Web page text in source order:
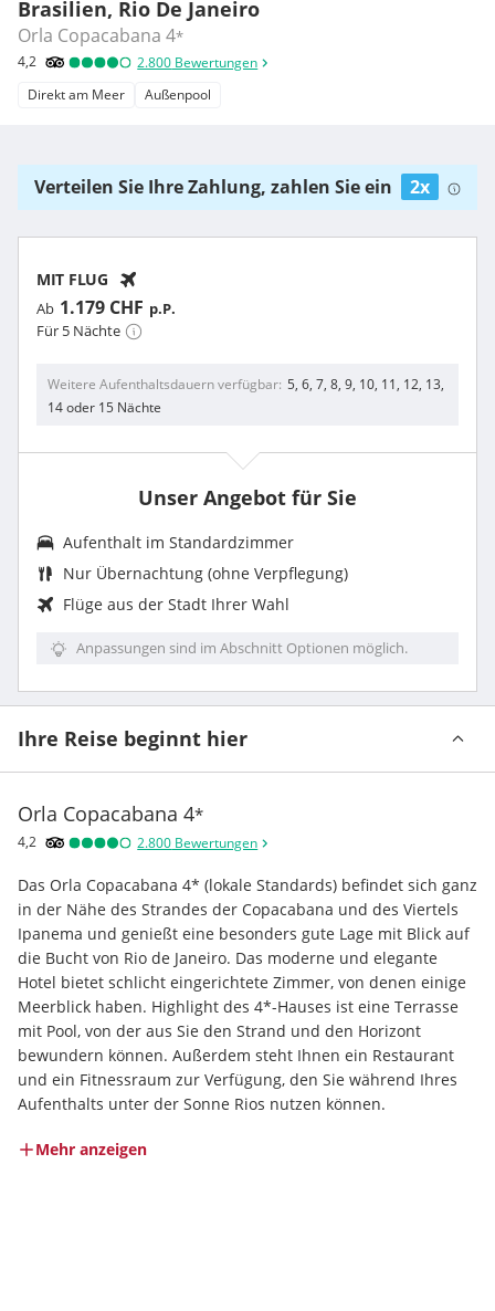
Brasilien, Rio De Janeiro
Orla Copacabana 4*
4,2 2.800 Bewertungen
Direkt am Meer
Außenpool
Verteilen Sie Ihre Zahlung, zahlen Sie ein 2x
MIT FLUG
Ab 1.179 CHF p.P.
Für 5 Nächte
Weitere Aufenthaltsdauern verfügbar 5, 6, 7, 8, 9, 10, 11, 12, 13,
14 oder 15 Nächte
Unser Angebot für Sie
Aufenthalt im Standardzimmer
Nur Übernachtung (ohne Verpflegung)
Flüge aus der Stadt Ihrer Wahl
Anpassungen sind im Abschnitt Optionen möglich.
Ihre Reise beginnt hier
Orla Copacabana 4*
4,2 2.800 Bewertungen
Das Orla Copacabana 4* (lokale Standards) befindet sich ganz
in der Nähe des Strandes der Copacabana und des Viertels
Ipanema und genießt eine besonders gute Lage mit Blick auf
die Bucht von Rio de Janeiro. Das moderne und elegante
Hotel bietet schlicht eingerichtete Zimmer, von denen einige
Meerblick haben. Highlight des 4*-Hauses ist eine Terrasse
mit Pool, von der aus Sie den Strand und den Horizont
bewundern können. Außerdem steht Ihnen ein Restaurant
und ein Fitnessraum zur Verfügung, den Sie während Ihres
Aufenthalts unter der Sonne Rios nutzen können.
Mehr anzeigen